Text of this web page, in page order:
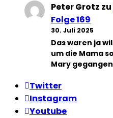
Peter Grotz zu
Folge 169
30. Juli 2025
Das waren ja
um die Mama
Mary
Twitter
Instagram
Youtube